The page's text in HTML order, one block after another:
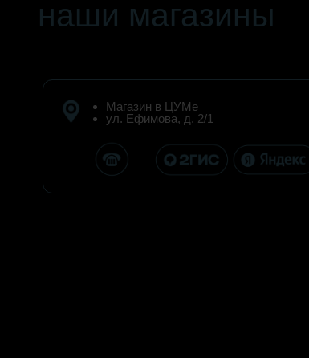
наши магазины
Магазин в ЦУМе
ул. Ефимова, д. 2/1